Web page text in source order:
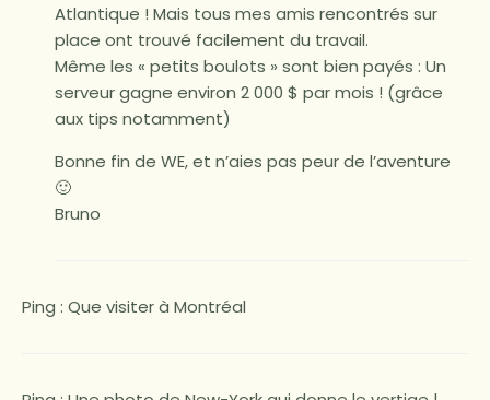
Atlantique ! Mais tous mes amis rencontrés sur
place ont trouvé facilement du travail.
Même les « petits boulots » sont bien payés : Un
serveur gagne environ 2 000 $ par mois ! (grâce
aux tips notamment)
Bonne fin de WE, et n’aies pas peur de l’aventure
🙂
Bruno
Ping : Que visiter à Montréal